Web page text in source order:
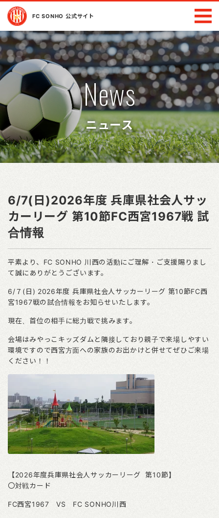
FC SONHO 公式サイト
News
ニュース
6/7(日)2026年度 兵庫県社会人サッ
カーリーグ 第10節FC西宮1967戦 試
合情報
平素より、 FC SONHO 川西の活動にご理解・ご支援賜りまし
て誠にありがとうございます。
6/７(日) 2026年度 兵庫県社会人サッカーリーグ 第10節FC西
宮1967戦の試合情報をお知らせいたします。
現在、首位の相手に総力戦で挑みます。
会場はみやっこキッズダムと隣接しており親子で来場しやすい
環境ですので西宮方面への家族のお出かけと併せてぜひご来場
ください！！
【2026年度兵庫県社会人サッカーリーグ 第10節】
〇対戦カード
FC西宮1967 VS FC SONHO川西